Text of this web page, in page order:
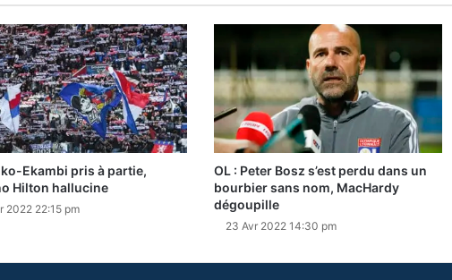
Ekambi pris à partie,
Hilton hallucine
2022 22:15 pm
OL : Peter Bosz s’est perdu dans un
bourbier sans nom, MacHardy
dégoupille
23 Avr 2022 14:30 pm